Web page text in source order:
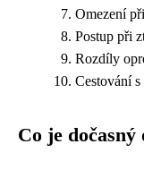
Omezení
Postup při
Rozdíly
Cestování
Co je